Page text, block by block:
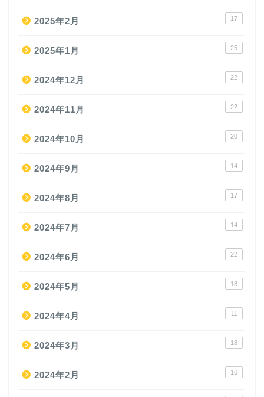
2025年2月 17
2025年1月 25
2024年12月 22
2024年11月 22
2024年10月 20
2024年9月 14
2024年8月 17
2024年7月 14
2024年6月 22
2024年5月 18
2024年4月 11
2024年3月 18
2024年2月 16